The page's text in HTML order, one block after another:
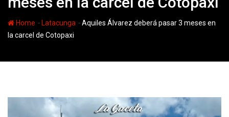
Home - Latacunga -Aquiles Álvarez deberá pasar 3 meses en
la carcel de Cotopaxi